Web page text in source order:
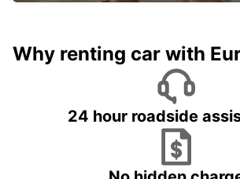
Why renting car with
24 hour roadside